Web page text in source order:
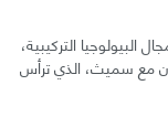
البيولوجيا التركيبية،
مع سميث، الذي ترأس